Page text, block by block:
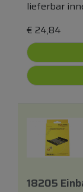
lieferbar
€ 24,84
18205